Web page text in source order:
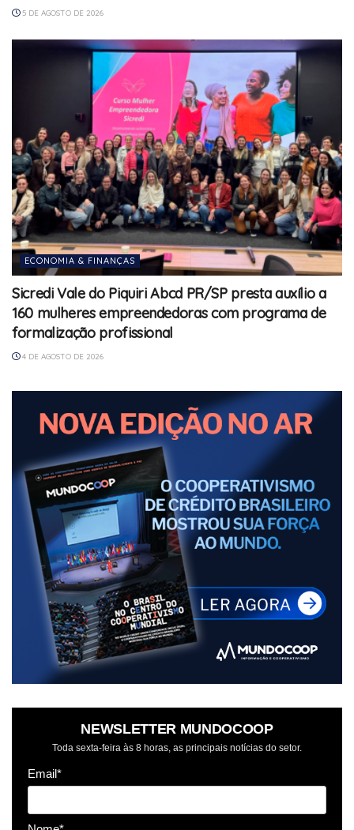
5 DE AGOSTO DE 2026
ECONOMIA & FINANÇAS
Sicredi Vale do Piquiri Abcd PR/SP presta auxílio a
160 mulheres empreendedoras com programa de
formalização profissional
4 DE AGOSTO DE 2026
NEWSLETTER MUNDOCOOP
Toda sexta-feira às 8 horas, as principais notícias do setor.
Email*